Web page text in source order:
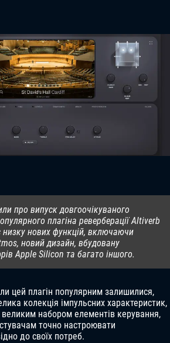
про випуск довгоочікуваного
плагіна реверберації Altiverb
низку нових функцій, включаючи
новий дизайн, вбудовану
Apple Silicon та багато іншого.
цей плагін популярним залишилися,
колекція імпульсних характеристик,
набором елементів керування,
точно настроювати
до своїх потреб.